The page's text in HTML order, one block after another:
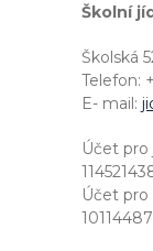
Školní
Školská
Telefon:
E- mail:
Účet pro
Účet pro